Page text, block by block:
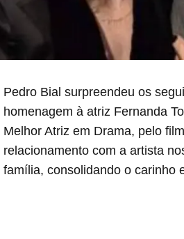
Pedro Bial surpreendeu os
homenagem à atriz Fernanda
Melhor Atriz em Drama, pelo
relacionamento com a artista
família, consolidando o carinho